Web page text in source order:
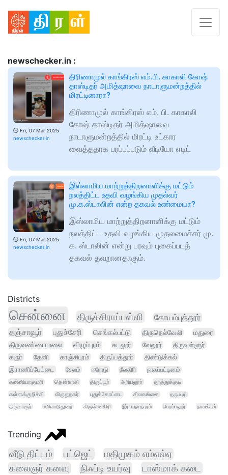
newschecker.in :
🕑 Fri, 07 Mar 2025
newschecker.in
திரிணாமுல் காங்கிரஸ் எம்.பி. காகாலி கோஷ்
தாஸ்டிதர் அமித்ஷாவை நாடாளுமன்றத்தில்
மிரட்டினாரா?
திரிணாமுல் காங்கிரஸ் எம். பி. காகாலி
கோஷ் தாஸ்டிதர் அமித்ஷாவை
நாடாளுமன்றத்தில் மிரட்டி உட்கார
வைத்ததாக பரப்பப்படும் வீடியோ எடிட்
🕑 Fri, 07 Mar 2025
newschecker.in
இஸ்லாமிய மாற்றுத்திறனாளிக்கு மட்டும்
நலத்திட்ட உதவி வழங்கிய முதல்வர்
மு.க.ஸ்டாலின் என்ற தகவல் உண்மையா?
இஸ்லாமிய மாற்றுத்திறனாளிக்கு மட்டும்
நலத்திட்ட உதவி வழங்கிய முதலமைச்சர் மு.
க. ஸ்டாலின் என்று பரவும் புகைப்படத்
தகவல் தவறானதாகும்.
Districts
சென்னை திருச்சிராப்பள்ளி
கோயம்புத்தூர்
தஞ்சாவூர்
புதுச்சேரி செங்கல்பட்டு திருநெல்வேலி
மதுரை
திருவண்ணாமலை
விழுப்புரம் கடலூர் வேலூர்
திருவள்ளூர்
கரூர்
தேனி காஞ்சிபுரம் திருப்பத்தூர் திண்டுக்கல்
இராணிப்பேட்டை சேலம் ஈரோடு நீலகிரி
நாகப்பட்டினம்
கன்னியாகுமரி
தென்காசி திருப்பூர் அரியலூர்
தூத்துக்குடி
கள்ளக்குறிச்சி
விருதுநகர் புதுக்கோட்டை சிவகங்கை தருமபுரி
திருவாரூர் மயிலாடுதுறை கிருஷ்ணகிரி இராமநாதபுரம் பெரம்பலூர் நாமக்கல்
Trending
வீடு திட்டம் பட்ஜெட்
மதிமுகம் எம்எல்ஏ
கலைஞர் கனவு
நிஃப்டி உயர்வு
டாஸ்மாக் கடை